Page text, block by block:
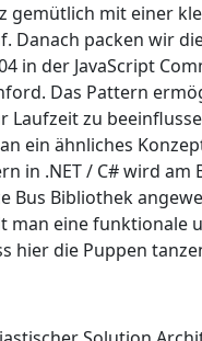
gemütlich mit einer
Danach packen wir
in der JavaScript
Das Pattern
Laufzeit zu
ein ähnliches
in .NET / C# wird
Bus Bibliothek
man eine funktionale
hier die Puppen